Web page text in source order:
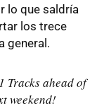
lo que saldría
los trece
general.
Tracks ahead of
weekend!